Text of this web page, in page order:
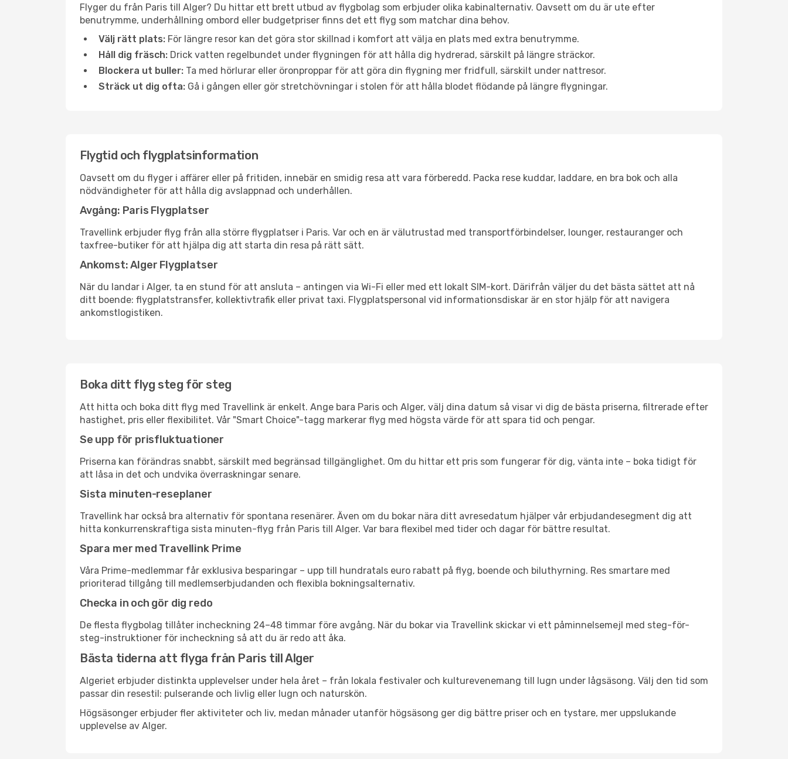
Flyger du från Paris till Alger? Du hittar ett brett utbud av flygbolag som erbjuder olika kabinalternativ. Oavsett om du är ute efter
benutrymme, underhållning ombord eller budgetpriser finns det ett flyg som matchar dina behov.
Välj rätt plats: För längre resor kan det göra stor skillnad i komfort att välja en plats med extra benutrymme.
Håll dig fräsch: Drick vatten regelbundet under flygningen för att hålla dig hydrerad, särskilt på längre sträckor.
Blockera ut buller: Ta med hörlurar eller öronproppar för att göra din flygning mer fridfull, särskilt under nattresor.
Sträck ut dig ofta: Gå i gången eller gör stretchövningar i stolen för att hålla blodet flödande på längre flygningar.
Flygtid och flygplatsinformation
Oavsett om du flyger i affärer eller på fritiden, innebär en smidig resa att vara förberedd. Packa rese kuddar, laddare, en bra bok och alla
nödvändigheter för att hålla dig avslappnad och underhållen.
Avgång: Paris Flygplatser
Travellink erbjuder flyg från alla större flygplatser i Paris. Var och en är välutrustad med transportförbindelser, lounger, restauranger och
taxfree-butiker för att hjälpa dig att starta din resa på rätt sätt.
Ankomst: Alger Flygplatser
När du landar i Alger, ta en stund för att ansluta – antingen via Wi-Fi eller med ett lokalt SIM-kort. Därifrån väljer du det bästa sättet att nå
ditt boende: flygplatstransfer, kollektivtrafik eller privat taxi. Flygplatspersonal vid informationsdiskar är en stor hjälp för att navigera
ankomstlogistiken.
Boka ditt flyg steg för steg
Att hitta och boka ditt flyg med Travellink är enkelt. Ange bara Paris och Alger, välj dina datum så visar vi dig de bästa priserna, filtrerade efter
hastighet, pris eller flexibilitet. Vår "Smart Choice"-tagg markerar flyg med högsta värde för att spara tid och pengar.
Se upp för prisfluktuationer
Priserna kan förändras snabbt, särskilt med begränsad tillgänglighet. Om du hittar ett pris som fungerar för dig, vänta inte – boka tidigt för
att låsa in det och undvika överraskningar senare.
Sista minuten-reseplaner
Travellink har också bra alternativ för spontana resenärer. Även om du bokar nära ditt avresedatum hjälper vår erbjudandesegment dig att
hitta konkurrenskraftiga sista minuten-flyg från Paris till Alger. Var bara flexibel med tider och dagar för bättre resultat.
Spara mer med Travellink Prime
Våra Prime-medlemmar får exklusiva besparingar – upp till hundratals euro rabatt på flyg, boende och biluthyrning. Res smartare med
prioriterad tillgång till medlemserbjudanden och flexibla bokningsalternativ.
Checka in och gör dig redo
De flesta flygbolag tillåter incheckning 24–48 timmar före avgång. När du bokar via Travellink skickar vi ett påminnelsemejl med steg-för-
steg-instruktioner för incheckning så att du är redo att åka.
Bästa tiderna att flyga från Paris till Alger
Algeriet erbjuder distinkta upplevelser under hela året – från lokala festivaler och kulturevenemang till lugn under lågsäsong. Välj den tid som
passar din resestil: pulserande och livlig eller lugn och naturskön.
Högsäsonger erbjuder fler aktiviteter och liv, medan månader utanför högsäsong ger dig bättre priser och en tystare, mer uppslukande
upplevelse av Alger.